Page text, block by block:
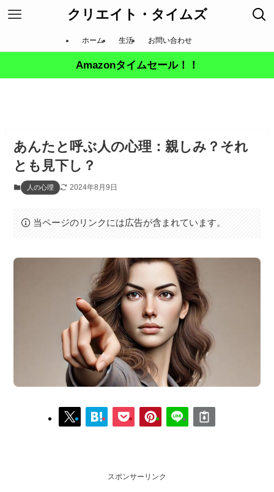
クリエイト・タイムズ
ホーム 生活 お問い合わせ
Amazonタイムセール！！
あんたと呼ぶ人の心理：親しみ？それ
とも見下し？
人の心理 2024年8月9日
当ページのリンクには広告が含まれています。
スポンサーリンク